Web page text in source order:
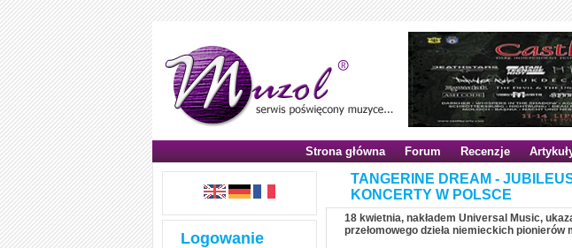
Strona główna Forum Recenzje
Logowanie
TANGERINE DREAM -
KONCERTY W POLSCE
18 kwietnia, nakładem Universal Music,
przełomowego dzieła niemieckich